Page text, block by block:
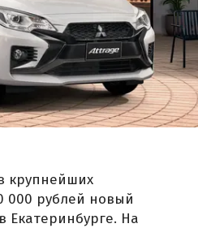
крупнейших
000 рублей новый
Екатеринбурге. На